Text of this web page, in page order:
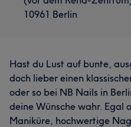
10961 Berlin
Hast du Lust auf bunte,
doch lieber einen
oder so bei NB Nails in
deine Wünsche wahr. Egal
Maniküre, hochwertige